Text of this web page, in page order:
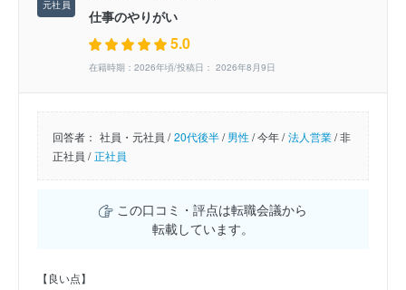
仕事のやりがい
5.0
在籍時期：2026年頃/投稿日： 2026年8月9日
回答者： 社員・元社員 / 20代後半/男性/今年 / 法人営業/非
正社員 / 正社員
この口コミ・評点は転職会議から
転載しています。
【良い点】